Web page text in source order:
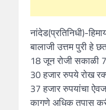
नांदेड(प्रतिनिधी)-
बालाजी उत्तम पुरी हे
18 जून रोजी सकाळी
30 हजार रुपये रोख
37 हजार रुपयांचा
कागणे अधिक तपास